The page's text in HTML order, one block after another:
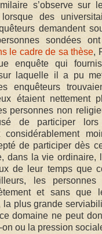
s’observe sur
des
demandent
sondées
le cadre de sa thèse,
enquête qui
sur laquelle il a pu
enquêteurs
étaient nettement
personnes non
de participer lors
considérablement
de participer dès
dans la vie ordinaire,
de leur temps que
les personnes
et sans que
la plus grande
domaine ne peut
on ou la pression